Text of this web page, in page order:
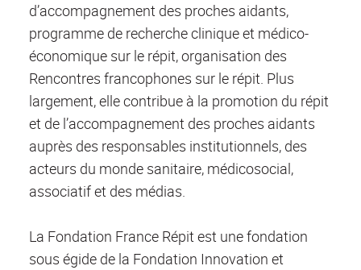
d’accompagnement des proches aidants,
programme de recherche clinique et médico-
économique sur le répit, organisation des
Rencontres francophones sur le répit. Plus
largement, elle contribue à la promotion du répit
et de l’accompagnement des proches aidants
auprès des responsables institutionnels, des
acteurs du monde sanitaire, médicosocial,
associatif et des médias.
La Fondation France Répit est une fondation
sous égide de la Fondation Innovation et